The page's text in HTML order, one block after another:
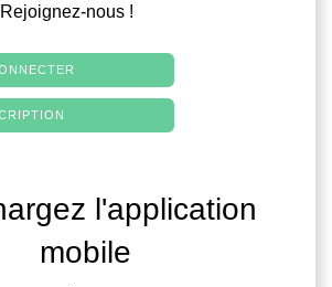
nous !
l'application
mobile